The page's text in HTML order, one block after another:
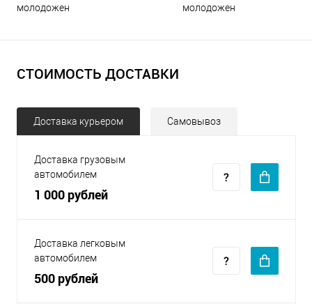
молодожен
молодожен
СТОИМОСТЬ ДОСТАВКИ
Доставка курьером Самовывоз
Доставка грузовым
автомобилем
1 000 рублей
Доставка легковым
автомобилем
500 рублей